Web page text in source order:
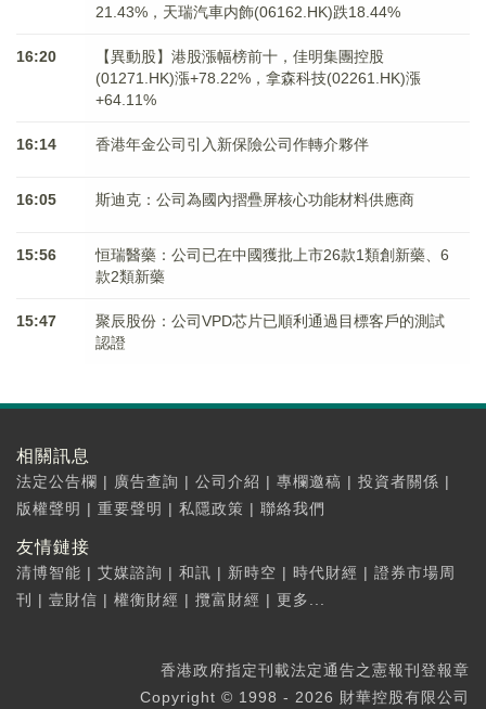
21.43%，天瑞汽車内飾(06162.HK)跌18.44%
16:20
【異動股】港股漲幅榜前十，佳明集團控股
(01271.HK)漲+78.22%，拿森科技(02261.HK)漲
+64.11%
16:14 香港年金公司引入新保險公司作轉介夥伴
16:05 斯迪克：公司為國內摺疊屏核心功能材料供應商
15:56
恒瑞醫藥：公司已在中國獲批上市26款1類創新藥、6
款2類新藥
15:47
聚辰股份：公司VPD芯片已順利通過目標客戶的測試
認證
相關訊息
法定公告欄 | 廣告查詢 | 公司介紹 | 專欄邀稿 | 投資者關係 |
版權聲明 | 重要聲明 | 私隱政策 | 聯絡我們
友情鏈接
清博智能 | 艾媒諮詢 | 和訊 | 新時空 | 時代財經 | 證券市場周
刊
| 壹財信 | 權衡財經 | 攬富財經 | 更多...
香港政府指定刊載法定通告之憲報刊登報章
Copyright © 1998 - 2026 財華控股有限公司